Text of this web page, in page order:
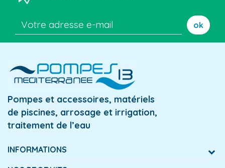
ok
Pompes et accessoires, matériels
de piscines, arrosage et irrigation,
traitement de l’eau
INFORMATIONS